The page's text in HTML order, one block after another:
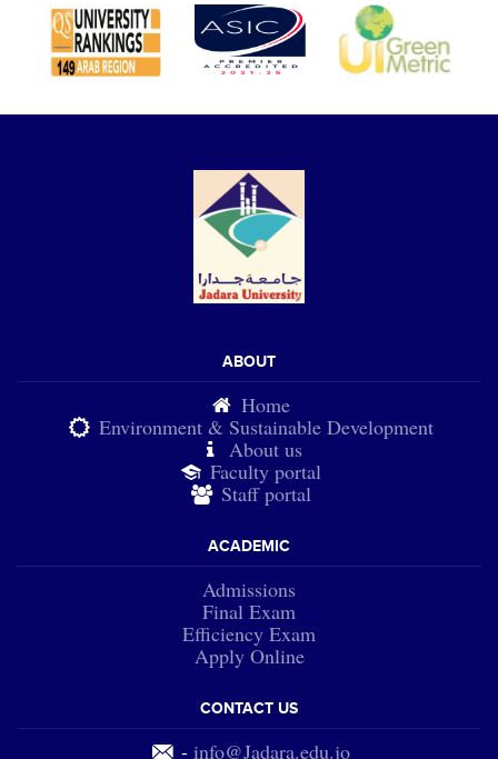
ABOUT
Home
Environment & Sustainable Development
About us
Faculty portal
Staff portal
ACADEMIC
Admissions
Final Exam
Efficiency Exam
Apply Online
CONTACT US
-info@Jadara.edu.jo